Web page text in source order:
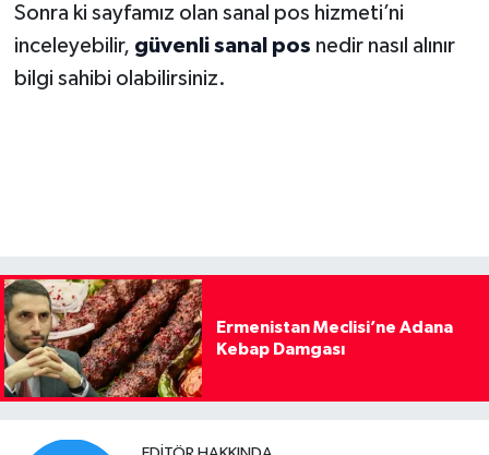
Sonra ki sayfamız olan sanal pos hizmeti’ni
inceleyebilir, güvenli sanal pos nedir nasıl alınır
bilgi sahibi olabilirsiniz.
Ermenistan Meclisi’ne Adana
Kebap Damgası